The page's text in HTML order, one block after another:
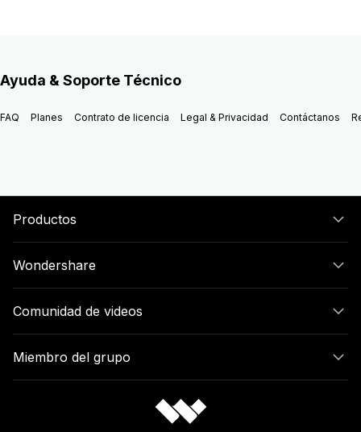
Ayuda & Soporte Técnico
FAQ Planes Contrato de licencia Legal & Privacidad Contáctanos
Productos
Wondershare
Comunidad de videos
Miembro del grupo